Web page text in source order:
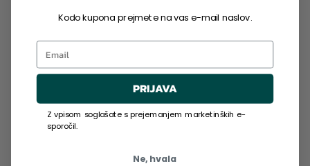
Kodo kupona prejmete na vas e-mail naslov.
Email
PRIJAVA
Z vpisom soglašate s prejemanjem marketinških e-
sporočil.
Ne, hvala